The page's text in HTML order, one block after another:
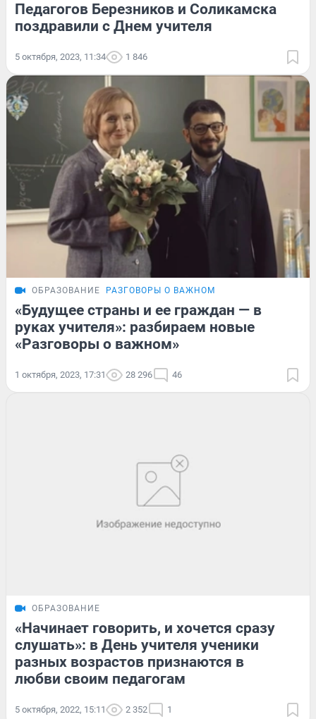
Педагогов Березников и Соликамска
поздравили с Днем учителя
5 октября, 2023, 11:34 1 846
ОБРАЗОВАНИЕ РАЗГОВОРЫ О ВАЖНОМ
«Будущее страны и ее граждан — в
руках учителя»: разбираем новые
«Разговоры о важном»
1 октября, 2023, 17:31 28 296 46
ОБРАЗОВАНИЕ
«Начинает говорить, и хочется сразу
слушать»: в День учителя ученики
разных возрастов признаются в
любви своим педагогам
5 октября, 2022, 15:11 2 352 1